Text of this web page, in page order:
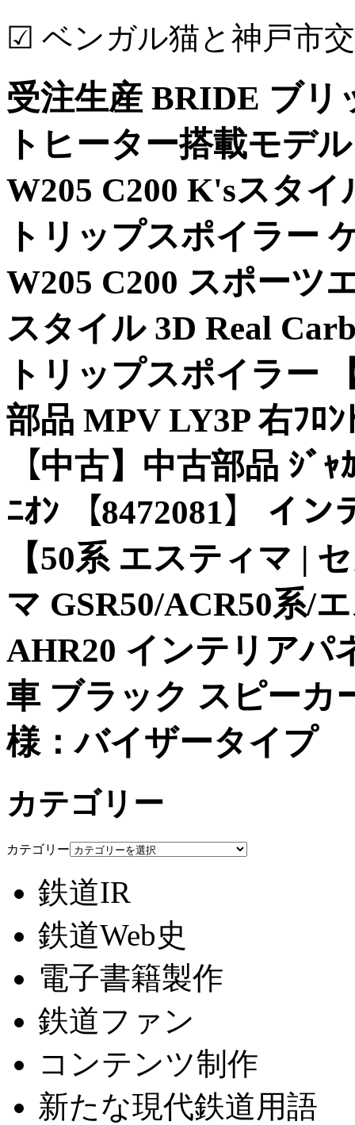
☑ ベンガル猫と神戸市
受注生産 BRIDE ブ
トヒーター搭載モデ
W205 C200 K'sスタ
トリップスポイラー
W205 C200 スポーツ
スタイル 3D Real
トリップスポイラー
部品 MPV LY3P 右ﾌﾛﾝ
【中古】中古部品 ｼﾞ
ﾆｵﾝ 【8472081】 イ
【50系 エスティマ |
マ GSR50/ACR50系/
AHR20 インテリアパ
車 ブラック スピーカ
様：バイザータイプ
カテゴリー
カテゴリー
鉄道IR
鉄道Web史
電子書籍製作
鉄道ファン
コンテンツ制作
新たな現代鉄道用語